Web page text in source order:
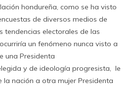
hondureña, como se ha visto
de diversos medios de
tendencias electorales de las
un fenómeno nunca visto a
una Presidenta
y de ideología progresista, le
la nación a otra mujer Presidenta